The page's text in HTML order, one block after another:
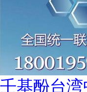
壬基酚台